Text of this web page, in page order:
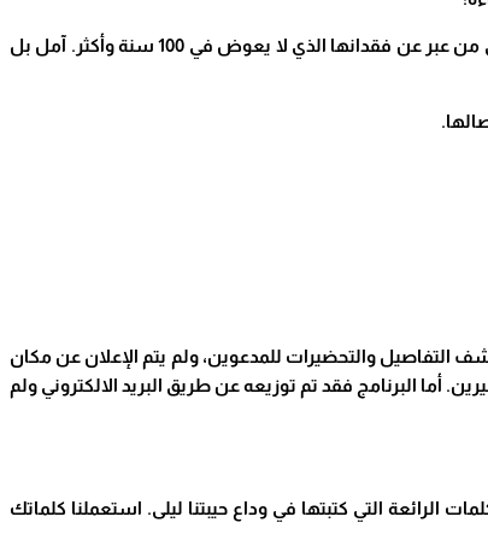
مرحبا أستاذ عبد الرحيم. أنا أمل النشاشيبي من القدس. قرأت ما كتبته عن ليلى شهيد في أكثر من موقع. وشعرت أنك تعرفها عن قرب، وأنك أصدق من عبر عن فقدانها الذي لا يعوض في 100 سنة وأكثر. آمل بل
.
والتحضيرات للمدعوين، ولم يتم الإعلان عن مكان
أما البرنامج فقد تم توزيعه عن طريق البريد الالكتروني ولم
الرائعة التي كتبتها في وداع حيبتنا ليلى. استعملنا كلماتك